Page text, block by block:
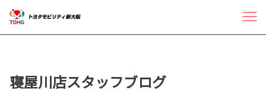
寝屋川店スタッフブログ